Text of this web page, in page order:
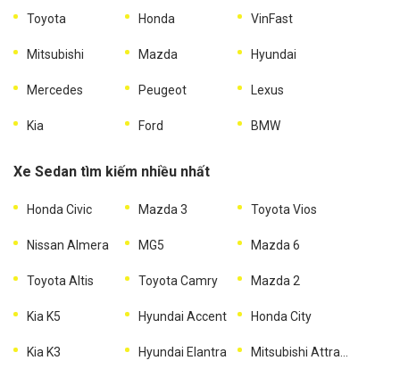
Toyota Honda VinFast
Mitsubishi Mazda Hyundai
Mercedes Peugeot Lexus
Kia Ford BMW
Xe Sedan tìm kiếm nhiều nhất
Honda Civic Mazda 3 Toyota Vios
Nissan Almera MG5 Mazda 6
Toyota Altis Toyota Camry Mazda 2
Kia K5 Hyundai Accent Honda City
Kia K3 Hyundai Elantra